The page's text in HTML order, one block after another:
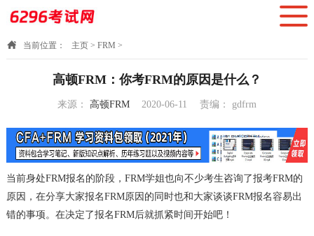
当前位置： 主页> FRM >
高顿FRM：你考FRM的原因是什么？
来源： 高顿FRM
2020-06-11
责编： gdfrm
当前身处FRM报名的阶段，FRM学姐也向不少考生咨询了报考FRM的
原因，在分享大家报名FRM原因的同时也和大家谈谈FRM报名容易出
错的事项。在决定了报名FRM后就抓紧时间开始吧！